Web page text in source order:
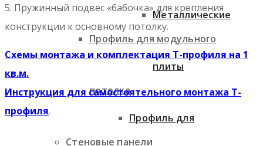
Профиль для модульного
потолка
Стеновые панели
Металлические
плиты
Профиль для
5. Пружинный подвес «бабочка» для крепления
конструкции к основному потолку.
Схемы монтажа и комплектация Т-профиля на 1
кв.м.
Инструкция для самостоятельного монтажа Т-
профиля.